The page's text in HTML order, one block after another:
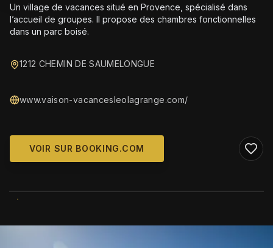
Un village de vacances situé en Provence, spécialisé dans
l’accueil de groupes. Il propose des chambres fonctionnelles
dans un parc boisé.
1212 CHEMIN DE SAUMELONGUE
www.vaison-vacancesleolagrange.com/
VOIR SUR BOOKING.COM